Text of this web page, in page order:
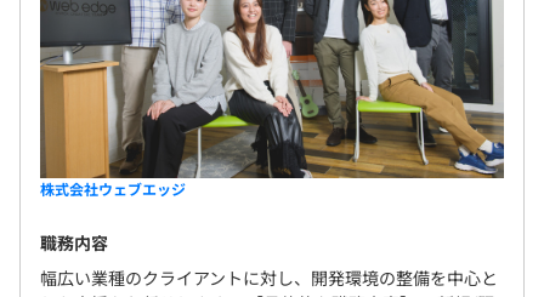
株式会社ウェブエッジ
職務内容
幅広い業種のクライアントに対し、開発環境の整備を中心と